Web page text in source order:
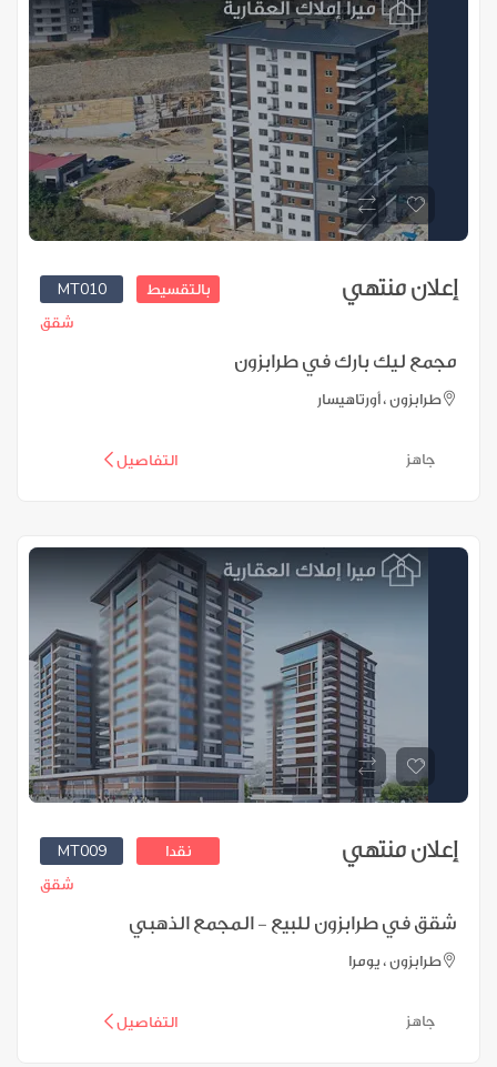
MT010 بالتقسيط إعلان منتهي
شقق
مجمع ليك بارك في طرابزون
طرابزون ، أورتاهيسار
التفاصيل
MT009 نقدا إعلان منتهي
شقق
شقق في طرابزون للبيع - المجمع الذهبي
طرابزون ، يومرا
التفاصيل